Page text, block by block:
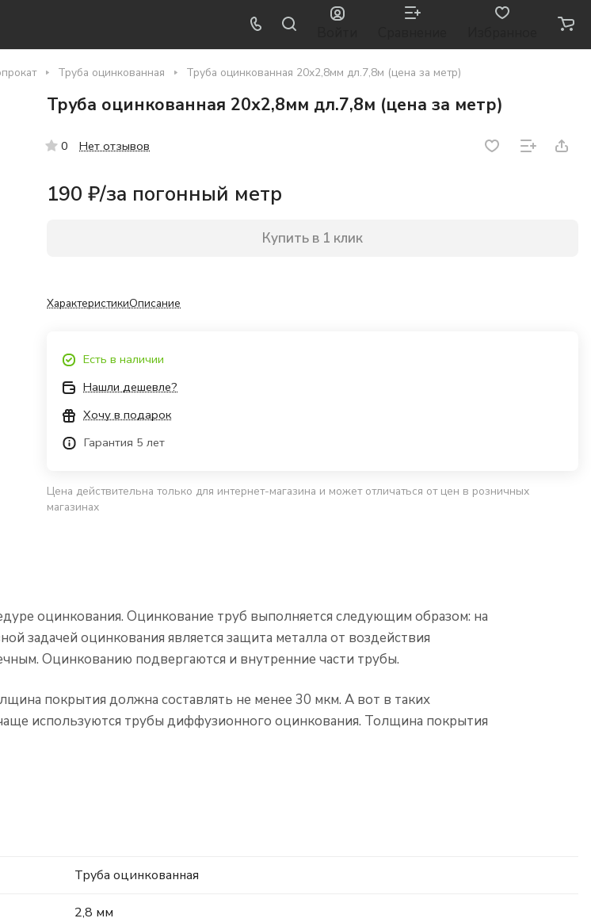
Труба оцинкованная Труба оцинкованная 20х2,8мм дл.7,8м (цена за метр)
Труба оцинкованная 20х2,8мм дл.7,8м (цена за метр)
0 Нет отзывов
190 ₽/за погонный метр
Купить в 1 клик
ХарактеристикиОписание
Есть в наличии
Нашли дешевле?
Хочу в подарок
Гарантия 5 лет
Цена действительна только для интернет-магазина и может отличаться от цен в розничных
магазинах
оцинкования. Оцинкование труб выполняется следующим образом: на
задачей оцинкования является защита металла от воздействия
Оцинкованию подвергаются и внутренние части трубы.
покрытия должна составлять не менее 30 мкм. А вот в таких
используются трубы диффузионного оцинкования. Толщина покрытия
Труба оцинкованная
2,8 мм